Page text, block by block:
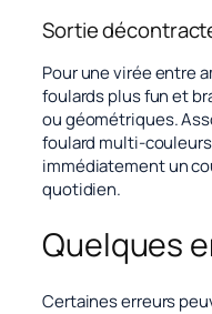
Sortie
Pour une virée entre
foulards plus fun et
ou géométriques.
foulard multi-
immédiatement un
quotidien.
Quelques
Certaines erreurs